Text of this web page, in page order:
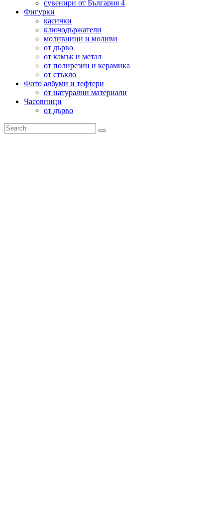
сувенири от България 4
Фигурки
касички
ключодържатели
моливници и моливи
от дърво
от камък и метал
от полирезин и керамика
от стъкло
Фото албуми и тефтери
от натурални материали
Часовници
от дърво